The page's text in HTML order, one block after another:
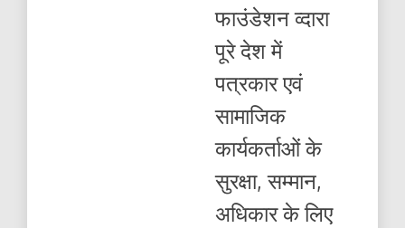
ज्ञापन
सौंपा
फाउंडेशन व्दारा
पूरे देश में
पत्रकार एवं
सामाजिक
कार्यकर्ताओं के
सुरक्षा, सम्मान,
अधिकार के लिए